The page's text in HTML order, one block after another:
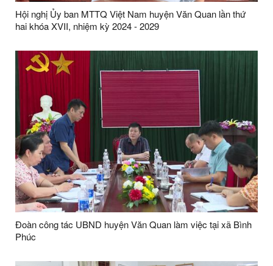
Hội nghị Ủy ban MTTQ Việt Nam huyện Văn Quan lần thứ
hai khóa XVII, nhiệm kỳ 2024 - 2029
Đoàn công tác UBND huyện Văn Quan làm việc tại xã Bình
Phúc